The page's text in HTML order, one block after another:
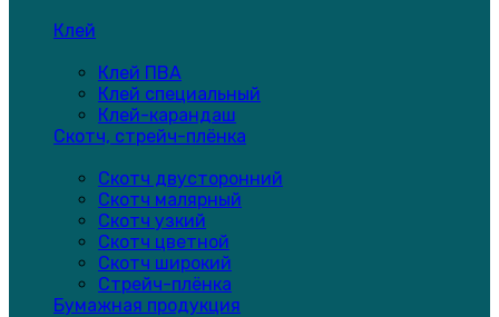
Клей
Клей ПВА
Клей специальный
Клей-карандаш
Скотч, стрейч-плёнка
Скотч двусторонний
Скотч малярный
Скотч узкий
Скотч цветной
Скотч широкий
Стрейч-плёнка
Бумажная продукция